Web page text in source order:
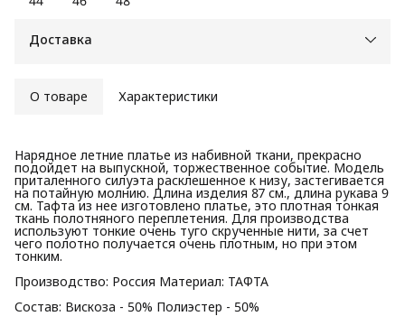
Доставка
О товаре Характеристики
Нарядное летние платье из набивной ткани, прекрасно
подойдет на выпускной, торжественное событие. Модель
приталенного силуэта расклешенное к низу, застегивается
на потайную молнию. Длина изделия 87 см., длина рукава 9
см. Тафта из нее изготовлено платье, это плотная тонкая
ткань полотняного переплетения. Для производства
используют тонкие очень туго скрученные нити, за счет
чего полотно получается очень плотным, но при этом
тонким.
Производство: Россия Материал: ТАФТА
Состав: Вискоза - 50% Полиэстер - 50%